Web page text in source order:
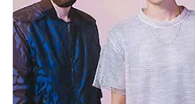
Klisk